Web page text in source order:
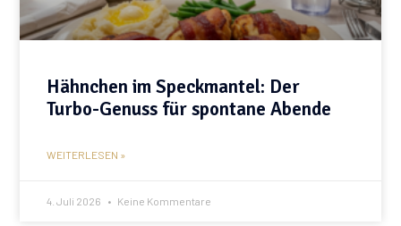
Hähnchen im Speckmantel: Der
Turbo-Genuss für spontane Abende
WEITERLESEN »
4. Juli 2026 Keine Kommentare